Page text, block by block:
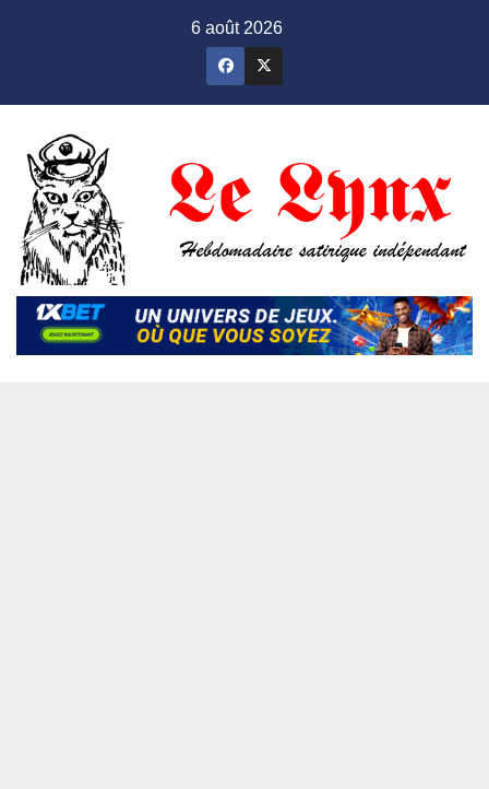
6 août 2026